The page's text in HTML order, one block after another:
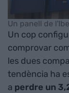
Un panell de
Un cop
comprovar
les dues
tendència ha
a perdre un